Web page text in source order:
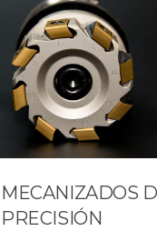
MECANIZADOS
PRECISIÓN